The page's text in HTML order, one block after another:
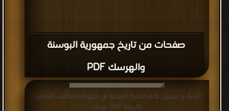
صفحات من تاريخ جمهورية البوسنة
والهرسك PDF
قراءة و تحميل كتاب نظرة تاريخية في حدوث المذاهب الفقهية
الأربعة PDF مجانا